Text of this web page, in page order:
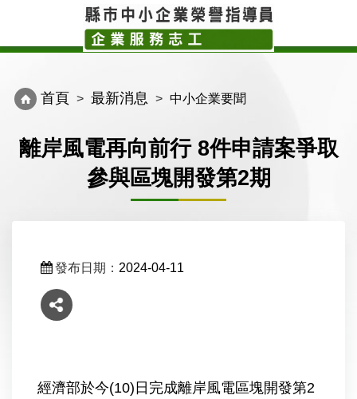
首頁 最新消息 中小企業要聞
離岸風電再向前行 8件申請案爭取
參與區塊開發第2期
發布日期： 2024-04-11
經濟部於今(10)日完成離岸風電區塊開發第2